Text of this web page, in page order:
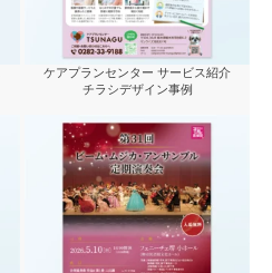
ケアプランセンター サービス紹介
チラシデザイン事例